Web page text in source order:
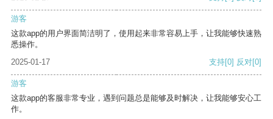
游客
这款app的用户界面简洁明了，使用起来非常容易上手，让我能够快速熟
悉操作。
2025-01-17
支持[0] 反对[0]
游客
这款app的客服非常专业，遇到问题总是能够及时解决，让我能够安心工
作。